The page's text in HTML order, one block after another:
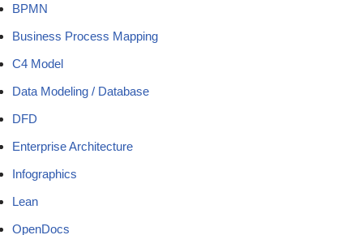
BPMN
Business Process Mapping
C4 Model
Data Modeling / Database
DFD
Enterprise Architecture
Infographics
Lean
OpenDocs